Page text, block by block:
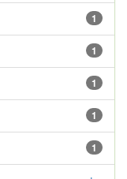
1
1
1
1
1